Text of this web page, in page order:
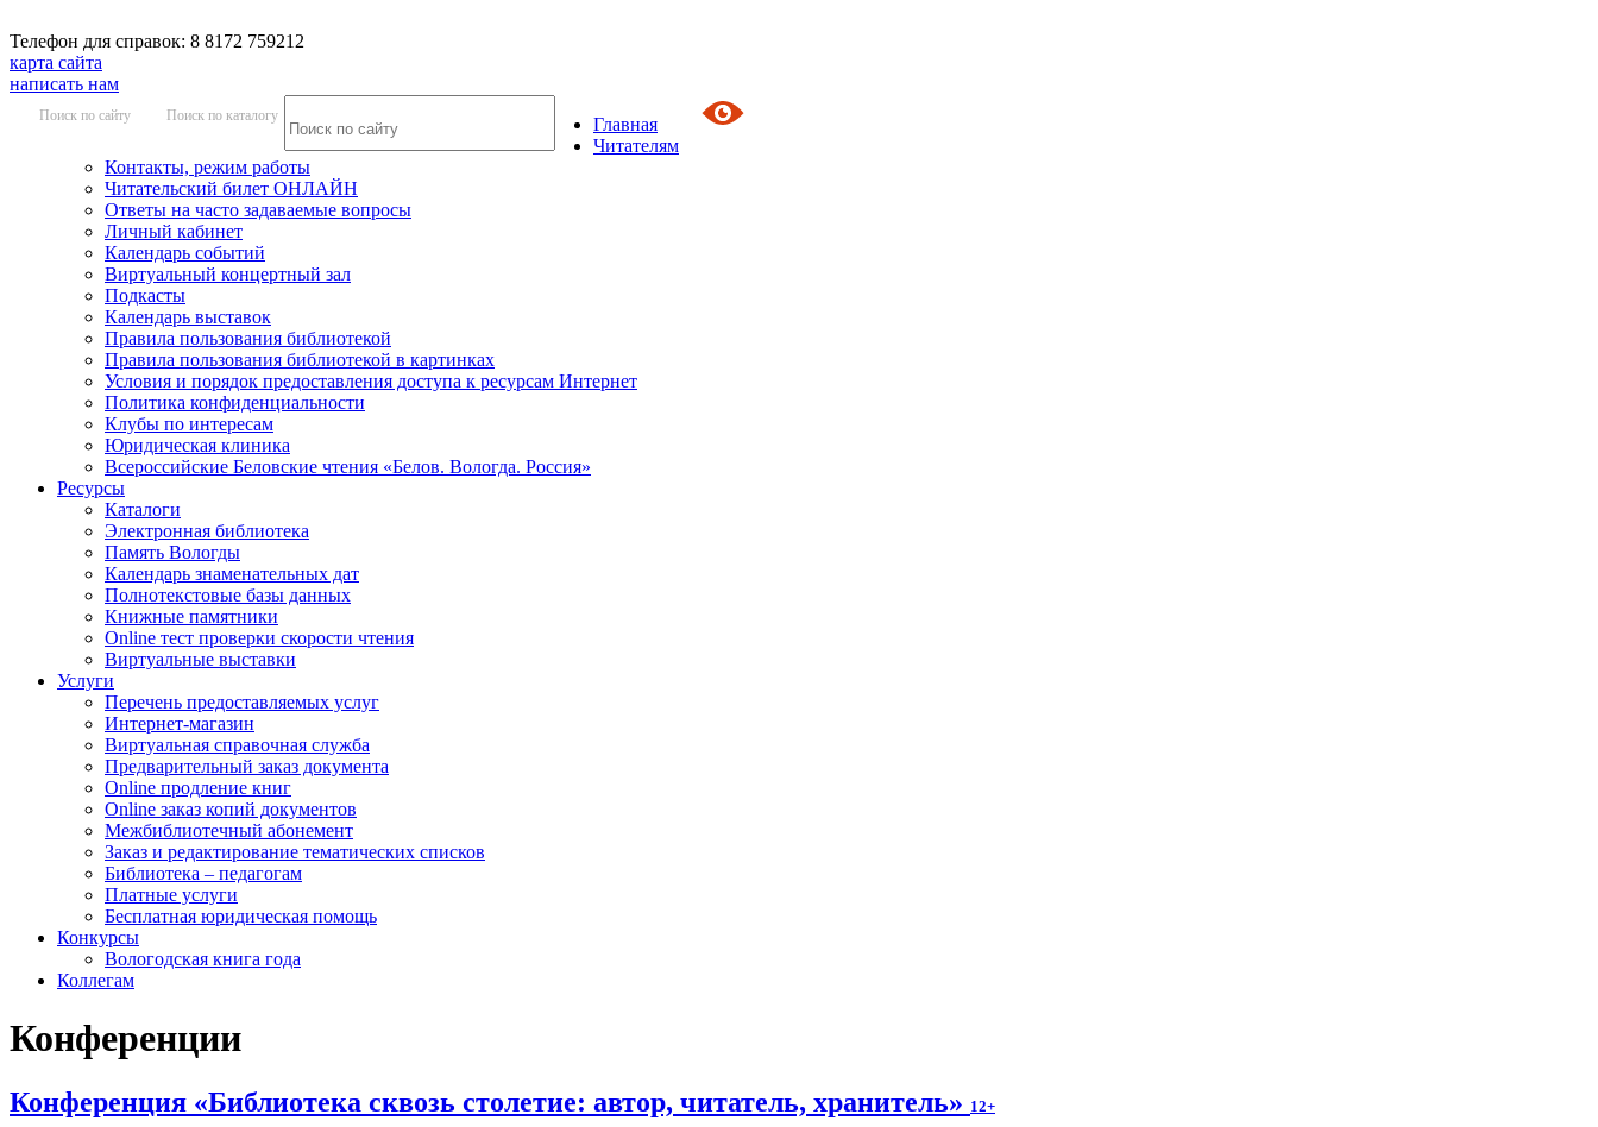
Телефон для справок: 8 8172 759212
карта сайта
написать нам
Поиск по сайту Поиск по каталогу
Главная
Читателям
Контакты, режим работы
Читательский билет ОНЛАЙН
Ответы на часто задаваемые вопросы
Личный кабинет
Календарь событий
Виртуальный концертный зал
Подкасты
Календарь выставок
Правила пользования библиотекой
Правила пользования библиотекой в картинках
Условия и порядок предоставления доступа к ресурсам Интернет
Политика конфиденциальности
Клубы по интересам
Юридическая клиника
Всероссийские Беловские чтения «Белов. Вологда. Россия»
Ресурсы
Каталоги
Электронная библиотека
Память Вологды
Календарь знаменательных дат
Полнотекстовые базы данных
Книжные памятники
Online тест проверки скорости чтения
Виртуальные выставки
Услуги
Перечень предоставляемых услуг
Интернет-магазин
Виртуальная справочная служба
Предварительный заказ документа
Online продление книг
Online заказ копий документов
Межбиблиотечный абонемент
Заказ и редактирование тематических списков
Библиотека – педагогам
Платные услуги
Бесплатная юридическая помощь
Конкурсы
Вологодская книга года
Коллегам
Конференции
Конференция «Библиотека сквозь столетие: автор, читатель, хранитель» 12+